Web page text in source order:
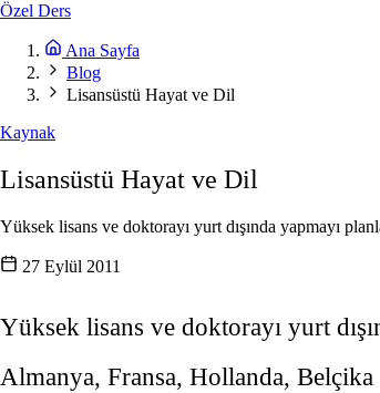
Özel Ders
Ana Sayfa
Blog
Lisansüstü Hayat ve Dil
Kaynak
Lisansüstü Hayat ve Dil
Yüksek lisans ve doktorayı yurt dışında yapmayı
27 Eylül 2011
Yüksek lisans ve doktorayı yurt
Almanya, Fransa, Hollanda,